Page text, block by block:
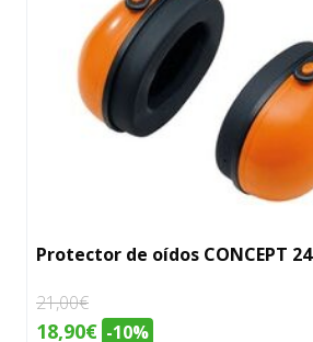
Protector de oídos CONCEPT 24
21,00€
El
18,90€El-10%